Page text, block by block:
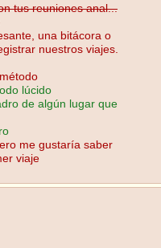
tus reuniones anal...
una bitácora o
nuestros viajes.
lúcido
de algún lugar que
me gustaría saber
viaje